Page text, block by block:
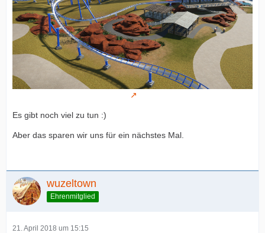
Es gibt noch viel zu tun :)
Aber das sparen wir uns für ein nächstes Mal.
wuzeltown
Ehrenmitglied
21. April 2018 um 15:15